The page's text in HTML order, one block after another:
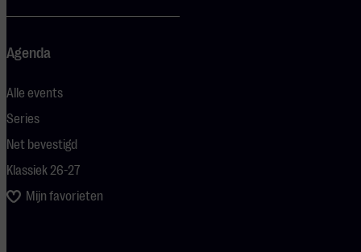
Agenda
Alle events
Series
Net bevestigd
Klassiek 26-27
Mijn favorieten